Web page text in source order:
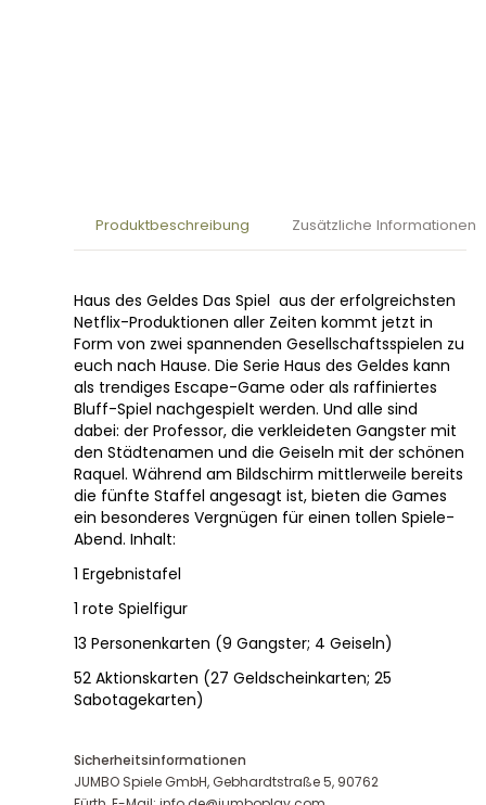
Produktbeschreibung Zusätzliche Informationen
Haus des Geldes Das Spiel aus der erfolgreichsten
Netflix-Produktionen aller Zeiten kommt jetzt in
Form von zwei spannenden Gesellschaftsspielen zu
euch nach Hause. Die Serie Haus des Geldes kann
als trendiges Escape-Game oder als raffiniertes
Bluff-Spiel nachgespielt werden. Und alle sind
dabei: der Professor, die verkleideten Gangster mit
den Städtenamen und die Geiseln mit der schönen
Raquel. Während am Bildschirm mittlerweile bereits
die fünfte Staffel angesagt ist, bieten die Games
ein besonderes Vergnügen für einen tollen Spiele-
Abend. Inhalt:
1 Ergebnistafel
1 rote Spielfigur
13 Personenkarten (9 Gangster; 4 Geiseln)
52 Aktionskarten (27 Geldscheinkarten; 25
Sabotagekarten)
Sicherheitsinformationen
JUMBO Spiele GmbH, Gebhardtstraße 5, 90762